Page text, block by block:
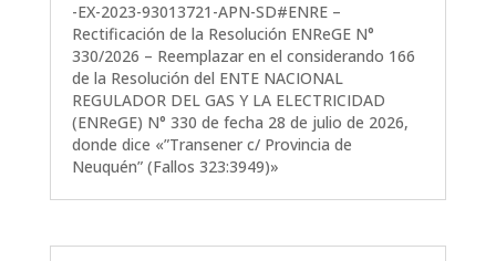
-EX-2023-93013721-APN-SD#ENRE –
Rectificación de la Resolución ENReGE N°
330/2026 – Reemplazar en el considerando 166
de la Resolución del ENTE NACIONAL
REGULADOR DEL GAS Y LA ELECTRICIDAD
(ENReGE) N° 330 de fecha 28 de julio de 2026,
donde dice «”Transener c/ Provincia de
Neuquén” (Fallos 323:3949)»